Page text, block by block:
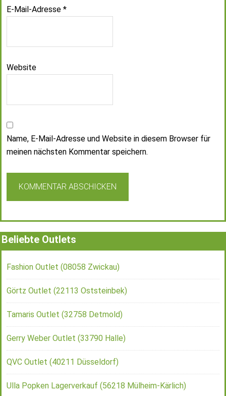
E-Mail-Adresse *
Website
Name, E-Mail-Adresse und Website in diesem Browser für
meinen nächsten Kommentar speichern.
Beliebte Outlets
Fashion Outlet (08058 Zwickau)
Görtz Outlet (22113 Oststeinbek)
Tamaris Outlet (32758 Detmold)
Gerry Weber Outlet (33790 Halle)
QVC Outlet (40211 Düsseldorf)
Ulla Popken Lagerverkauf (56218 Mülheim-Kärlich)